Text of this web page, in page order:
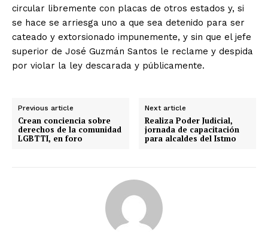
circular libremente con placas de otros estados y, si
se hace se arriesga uno a que sea detenido para ser
cateado y extorsionado impunemente, y sin que el jefe
superior de José Guzmán Santos le reclame y despida
por violar la ley descarada y públicamente.
Previous article
Crean conciencia sobre
derechos de la comunidad
LGBTTI, en foro
Next article
Realiza Poder Judicial,
jornada de capacitación
para alcaldes del Istmo